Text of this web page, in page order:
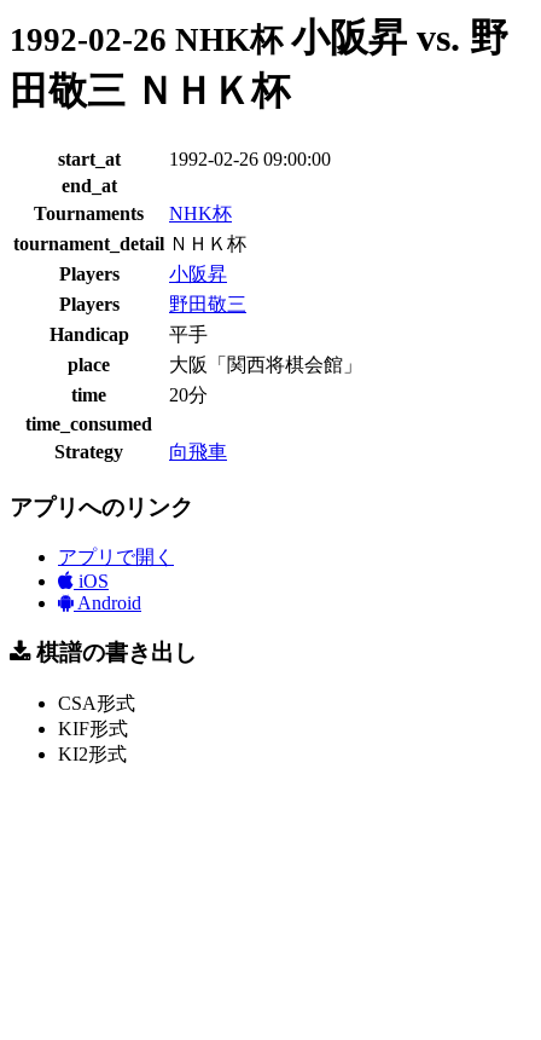
1992-02-26 NHK杯 小阪昇 vs. 野
田敬三 ＮＨＫ杯
start_at
1992-02-26 09:00:00
end_at
Tournaments
NHK杯
tournament_detail ＮＨＫ杯
Players
小阪昇
Players
野田敬三
Handicap
平手
place
大阪「関西将棋会館」
time
20分
time_consumed
Strategy
向飛車
アプリへのリンク
アプリで開く
iOS
Android
棋譜の書き出し
CSA形式
KIF形式
KI2形式